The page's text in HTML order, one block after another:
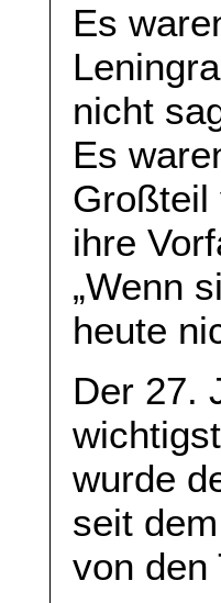
Es
nicht
Es
Großteil
ihre
„Wenn
heute
Der 27.
wurde
seit
von den